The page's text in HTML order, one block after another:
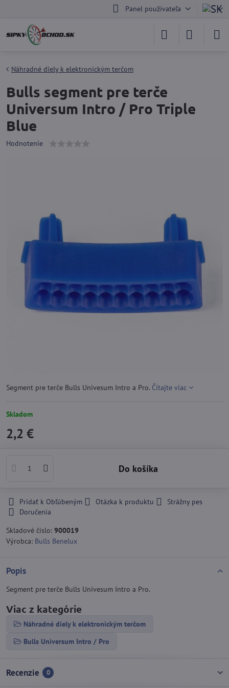
Panel používateľa
Náhradné diely k elektronickým terčom
Bulls segment pre terče
Universum Intro / Pro Triple
Blue
Hodnotenie
Segment pre terče Bulls Univesum Intro a Pro. Čítajte viac
Skladom
2,2 €
Do košíka
Pridať k Obľúbeným Otázka k produktu
Strážny pes
Doručenia
Skladové číslo: 900019
Výrobca: Bulls Benelux
Popis
Segment pre terče Bulls Univesum Intro a Pro.
Viac z kategórie
Náhradné diely k elektronickým terčom
Bulls Universum Intro / Pro
Recenzie 0